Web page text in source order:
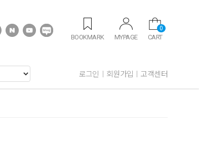
BOOKMARK MYPAGE CART
0
로그인 회원가입 고객센터